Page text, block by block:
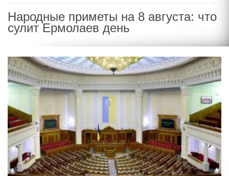
Народные приметы на 8 августа: что
сулит Ермолаев день